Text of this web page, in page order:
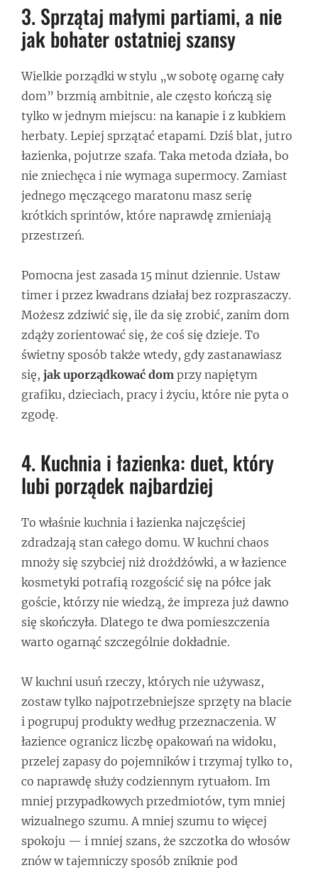
3. Sprzątaj małymi partiami, a nie
jak bohater ostatniej szansy
Wielkie porządki w stylu „w sobotę ogarnę cały
dom” brzmią ambitnie, ale często kończą się
tylko w jednym miejscu: na kanapie i z kubkiem
herbaty. Lepiej sprzątać etapami. Dziś blat, jutro
łazienka, pojutrze szafa. Taka metoda działa, bo
nie zniechęca i nie wymaga supermocy. Zamiast
jednego męczącego maratonu masz serię
krótkich sprintów, które naprawdę zmieniają
przestrzeń.
Pomocna jest zasada 15 minut dziennie. Ustaw
timer i przez kwadrans działaj bez rozpraszaczy.
Możesz zdziwić się, ile da się zrobić, zanim dom
zdąży zorientować się, że coś się dzieje. To
świetny sposób także wtedy, gdy zastanawiasz
się, jak uporządkować dom przy napiętym
grafiku, dzieciach, pracy i życiu, które nie pyta o
zgodę.
4. Kuchnia i łazienka: duet, który
lubi porządek najbardziej
To właśnie kuchnia i łazienka najczęściej
zdradzają stan całego domu. W kuchni chaos
mnoży się szybciej niż drożdżówki, a w łazience
kosmetyki potrafią rozgościć się na półce jak
goście, którzy nie wiedzą, że impreza już dawno
się skończyła. Dlatego te dwa pomieszczenia
warto ogarnąć szczególnie dokładnie.
W kuchni usuń rzeczy, których nie używasz,
zostaw tylko najpotrzebniejsze sprzęty na blacie
i pogrupuj produkty według przeznaczenia. W
łazience ogranicz liczbę opakowań na widoku,
przelej zapasy do pojemników i trzymaj tylko to,
co naprawdę służy codziennym rytuałom. Im
mniej przypadkowych przedmiotów, tym mniej
wizualnego szumu. A mniej szumu to więcej
spokoju — i mniej szans, że szczotka do włosów
znów w tajemniczy sposób zniknie pod